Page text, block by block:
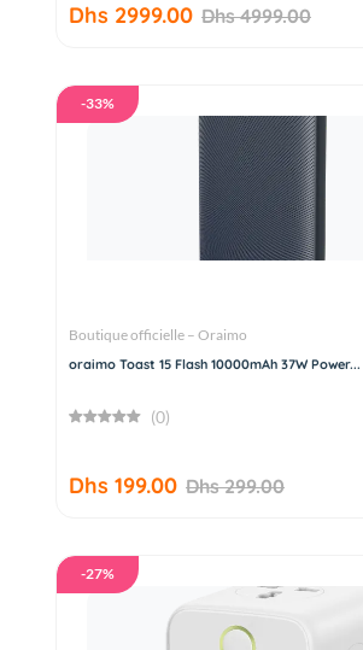
Dhs 2999.00 Dhs 4999.00
-33%
Boutique officielle – Oraimo
oraimo Toast 15 Flash 10000mAh 37W Power...
(0)
Dhs 199.00 Dhs 299.00
-27%